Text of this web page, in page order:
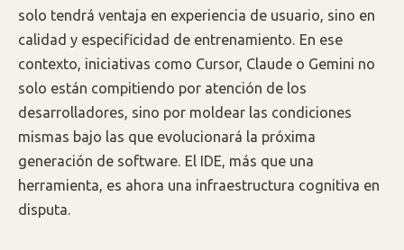
solo tendrá ventaja en experiencia de usuario, sino en
calidad y especificidad de entrenamiento. En ese
contexto, iniciativas como Cursor, Claude o Gemini no
solo están compitiendo por atención de los
desarrolladores, sino por moldear las condiciones
mismas bajo las que evolucionará la próxima
generación de software. El IDE, más que una
herramienta, es ahora una infraestructura cognitiva en
disputa.